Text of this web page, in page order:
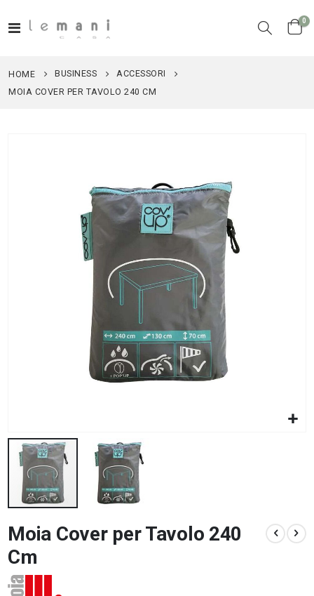
Toggle
Cart
0
HOME BUSINESS
ACCESSORI
MOIA COVER PER TAVOLO 240 CM
all'inizio
della
galleria
di
immagini
Moia Cover per Tavolo 240
Cm